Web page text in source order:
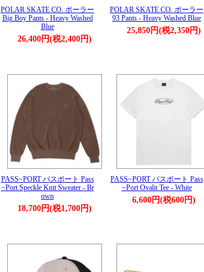
POLAR SKATE CO. ポーラー
Big Boy Pants - Heavy Washed
Blue
26,400円(税2,400円)
POLAR SKATE CO. ポーラー
93 Pants - Heavy Washed Blue
25,850円(税2,350円)
PASS~PORT パスポート Pass
~Port Speckle Knit Sweater - Br
own
18,700円(税1,700円)
PASS~PORT パスポート Pass
~Port Ovalit Tee - White
6,600円(税600円)